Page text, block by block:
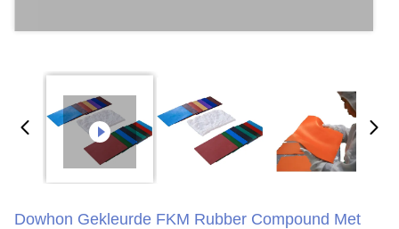
Dowhon Gekleurde FKM Rubber Compound Met